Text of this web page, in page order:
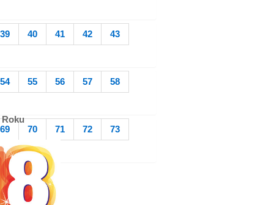
39 40 41 42 43
54 55 56 57 58
69 70 71 72 73